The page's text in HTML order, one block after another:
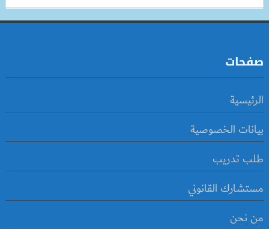
صفحات
الرئيسية
بيانات الخصوصية
طلب تدريب
مستشارك القانوني
من نحن